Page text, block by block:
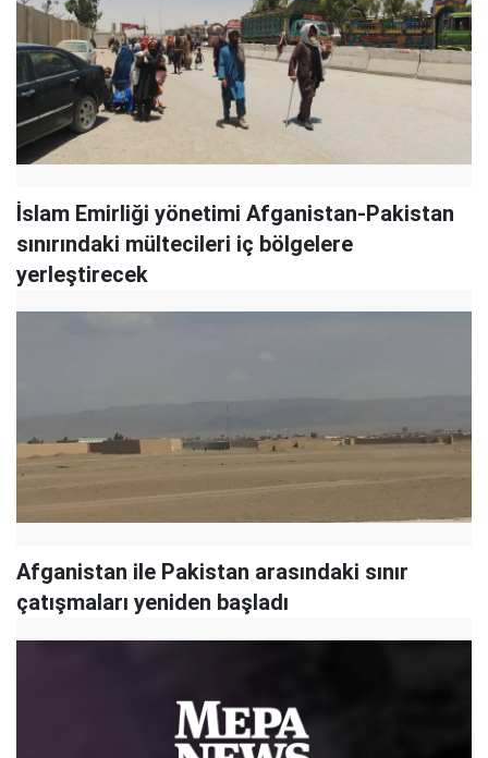
İslam Emirliği yönetimi Afganistan-Pakistan
sınırındaki mültecileri iç bölgelere
yerleştirecek
Afganistan ile Pakistan arasındaki sınır
çatışmaları yeniden başladı